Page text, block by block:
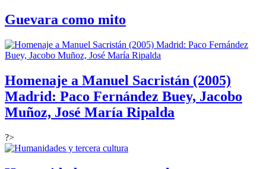
Guevara como mito
Homenaje a Manuel Sacristán (2005)
Madrid: Paco Fernández Buey, Jacobo
Muñoz, José María Ripalda
?>